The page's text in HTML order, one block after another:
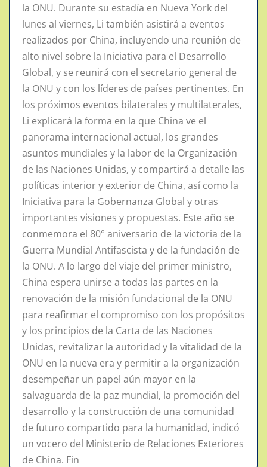
la ONU. Durante su estadía en Nueva York del
lunes al viernes, Li también asistirá a eventos
realizados por China, incluyendo una reunión de
alto nivel sobre la Iniciativa para el Desarrollo
Global, y se reunirá con el secretario general de
la ONU y con los líderes de países pertinentes. En
los próximos eventos bilaterales y multilaterales,
Li explicará la forma en la que China ve el
panorama internacional actual, los grandes
asuntos mundiales y la labor de la Organización
de las Naciones Unidas, y compartirá a detalle las
políticas interior y exterior de China, así como la
Iniciativa para la Gobernanza Global y otras
importantes visiones y propuestas. Este año se
conmemora el 80° aniversario de la victoria de la
Guerra Mundial Antifascista y de la fundación de
la ONU. A lo largo del viaje del primer ministro,
China espera unirse a todas las partes en la
renovación de la misión fundacional de la ONU
para reafirmar el compromiso con los propósitos
y los principios de la Carta de las Naciones
Unidas, revitalizar la autoridad y la vitalidad de la
ONU en la nueva era y permitir a la organización
desempeñar un papel aún mayor en la
salvaguarda de la paz mundial, la promoción del
desarrollo y la construcción de una comunidad
de futuro compartido para la humanidad, indicó
un vocero del Ministerio de Relaciones Exteriores
de China. Fin